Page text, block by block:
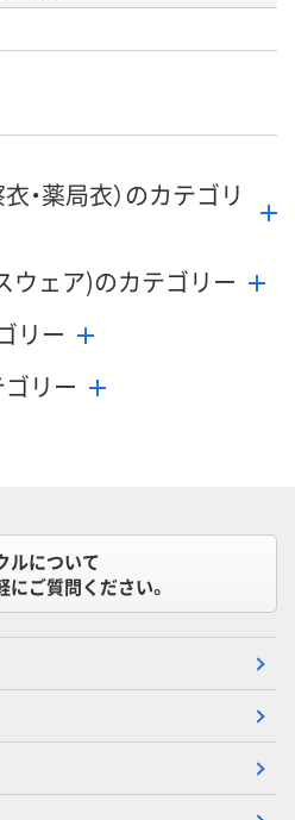
8月9日（日）
お取り扱い終了しま
数量
・薬局衣）のカテゴリ
ウェア)のカテゴリー
リー
リー
ルについて
にご質問ください。